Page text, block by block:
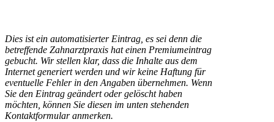
Dies ist ein automatisierter Eintrag, es sei denn die
betreffende Zahnarztpraxis hat einen Premiumeintrag
gebucht. Wir stellen klar, dass die Inhalte aus dem
Internet generiert werden und wir keine Haftung für
eventuelle Fehler in den Angaben übernehmen. Wenn
Sie den Eintrag geändert oder gelöscht haben
möchten, können Sie diesen im unten stehenden
Kontaktformular anmerken.